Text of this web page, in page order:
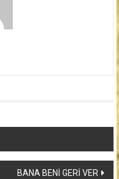
BANA BENİ GERİ VER